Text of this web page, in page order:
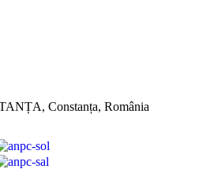
Constanța, România